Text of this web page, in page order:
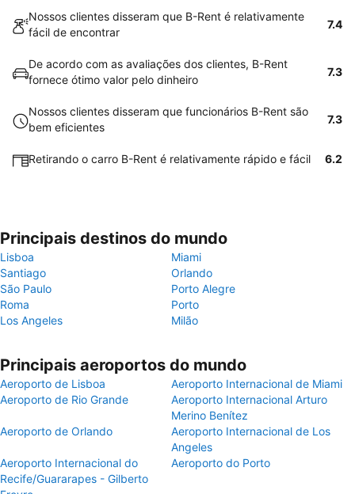
Nossos clientes disseram que B-Rent é relativamente
fácil de encontrar
7.4
De acordo com as avaliações dos clientes, B-Rent
fornece ótimo valor pelo dinheiro
7.3
Nossos clientes disseram que funcionários B-Rent são
bem eficientes
7.3
Retirando o carro B-Rent é relativamente rápido e fácil 6.2
Principais destinos do mundo
Lisboa
Miami
Santiago
Orlando
São Paulo
Porto Alegre
Roma
Porto
Los Angeles
Milão
Principais aeroportos do mundo
Aeroporto de Lisboa
Aeroporto Internacional de Miami
Aeroporto de Rio Grande
Aeroporto Internacional Arturo
Merino Benítez
Aeroporto de Orlando
Aeroporto Internacional de Los
Angeles
Aeroporto Internacional do
Recife/Guararapes - Gilberto
Aeroporto do Porto